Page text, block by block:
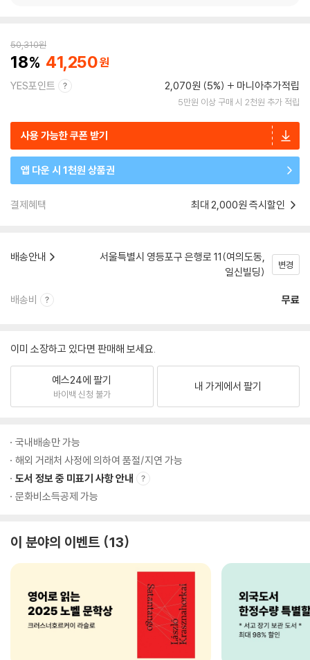
50,310원
18 41,250
YES포인트 2,070원 (5%) 마니아추가적립
5만원 이상 구매 시 2천원 추가 적립
사용 가능한 쿠폰 받기
앱 다운 시 1천원 상품권
결제혜택 최대 2,000원 즉시할인
배송안내
서울특별시 영등포구 은행로 11(여의도동,
일신빌딩)
변경
배송비 무료
이미 소장하고 있다면 판매해 보세요.
예스24에 팔기
바이백 신청 불가
내 가게에서 팔기
국내배송만 가능
해외 거래처 사정에 의하여 품절/지연 가능
도서 정보 중 미표기 사항 안내
문화비소득공제 가능
이 분야의 이벤트 13